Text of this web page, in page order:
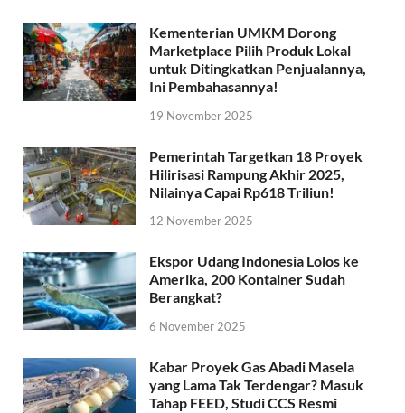
Kementerian UMKM Dorong
Marketplace Pilih Produk Lokal
untuk Ditingkatkan Penjualannya,
Ini Pembahasannya!
19 November 2025
Pemerintah Targetkan 18 Proyek
Hilirisasi Rampung Akhir 2025,
Nilainya Capai Rp618 Triliun!
12 November 2025
Ekspor Udang Indonesia Lolos ke
Amerika, 200 Kontainer Sudah
Berangkat?
6 November 2025
Kabar Proyek Gas Abadi Masela
yang Lama Tak Terdengar? Masuk
Tahap FEED, Studi CCS Resmi